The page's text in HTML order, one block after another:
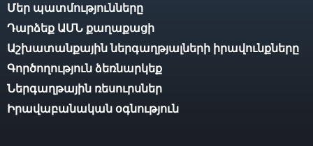
Մեր պատմությունները
Դարձեք ԱՄՆ քաղաքացի
Աշխատանքային ներգաղթյալների իրավունքները
Գործողություն ձեռնարկեք
Ներգաղթային ռեսուրսներ
Իրավաբանական օգնություն